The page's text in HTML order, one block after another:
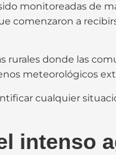
monitoreadas de
comenzaron a
rurales donde las
meteorológicos
cualquier
intenso